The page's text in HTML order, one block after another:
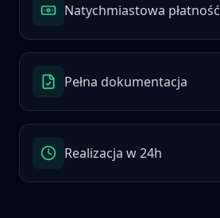
Natychmiastowa płatność
Pełna dokumentacja
Realizacja w 24h